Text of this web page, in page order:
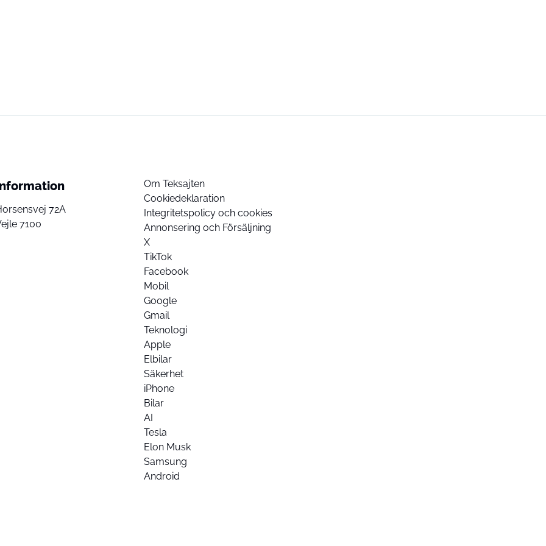
72A
7100
Om Teksajten
Cookiedeklaration
Integritetspolicy och cookies
Annonsering och Försäljning
X
TikTok
Facebook
Mobil
Google
Gmail
Teknologi
Apple
Elbilar
Säkerhet
iPhone
Bilar
AI
Tesla
Elon Musk
Samsung
Android